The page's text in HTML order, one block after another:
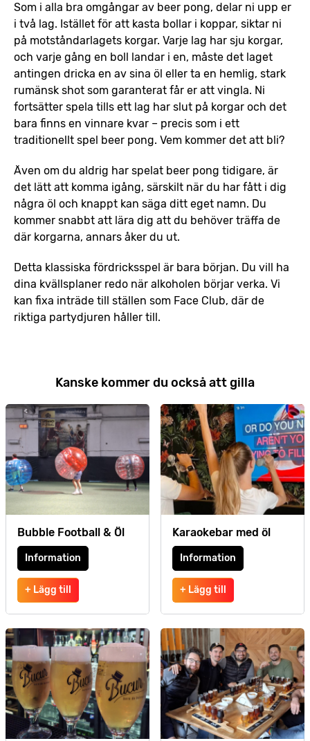
Som i alla bra omgångar av beer pong, delar ni upp er
i två lag. Istället för att kasta bollar i koppar, siktar ni
på motståndarlagets korgar. Varje lag har sju korgar,
och varje gång en boll landar i en, måste det laget
antingen dricka en av sina öl eller ta en hemlig, stark
rumänsk shot som garanterat får er att vingla. Ni
fortsätter spela tills ett lag har slut på korgar och det
bara finns en vinnare kvar – precis som i ett
traditionellt spel beer pong. Vem kommer det att bli?
Även om du aldrig har spelat beer pong tidigare, är
det lätt att komma igång, särskilt när du har fått i dig
några öl och knappt kan säga ditt eget namn. Du
kommer snabbt att lära dig att du behöver träffa de
där korgarna, annars åker du ut.
Detta klassiska fördricksspel är bara början. Du vill ha
dina kvällsplaner redo när alkoholen börjar verka. Vi
kan fixa inträde till ställen som Face Club, där de
riktiga partydjuren håller till.
Kanske kommer du också att gilla
Bubble Football & Öl
Information
+ Lägg till
Karaokebar med öl
Information
+ Lägg till